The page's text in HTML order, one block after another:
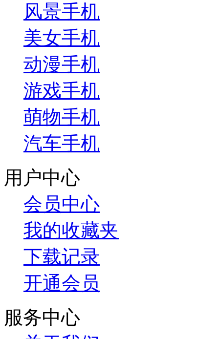
风景手机
美女手机
动漫手机
游戏手机
萌物手机
汽车手机
用户中心
会员中心
我的收藏夹
下载记录
开通会员
服务中心